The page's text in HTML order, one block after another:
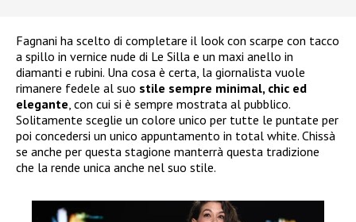
Fagnani ha scelto di completare il look con scarpe con tacco
a spillo in vernice nude di Le Silla e un maxi anello in
diamanti e rubini. Una cosa è certa, la giornalista vuole
rimanere fedele al suo stile sempre minimal, chic ed
elegante, con cui si è sempre mostrata al pubblico.
Solitamente sceglie un colore unico per tutte le puntate per
poi concedersi un unico appuntamento in total white. Chissà
se anche per questa stagione manterrà questa tradizione
che la rende unica anche nel suo stile.